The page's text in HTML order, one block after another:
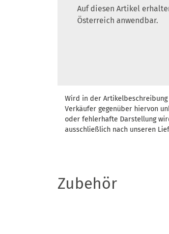
Auf diesen Artikel
Österreich anwendbar.
Wird in der
Verkäufer gegenüber hiervon
oder fehlerhafte Darstellung
ausschließlich nach unseren
Zubehör